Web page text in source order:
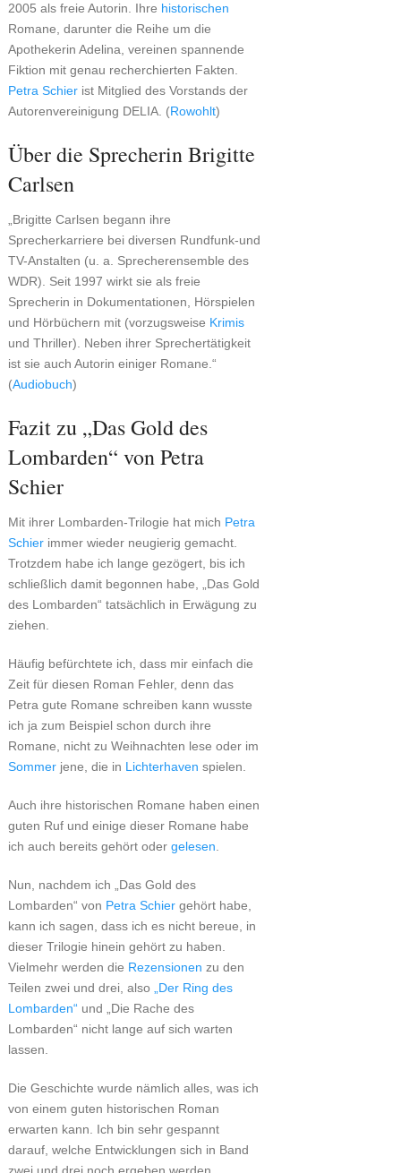
2005 als freie Autorin. Ihre historischen
Romane, darunter die Reihe um die
Apothekerin Adelina, vereinen spannende
Fiktion mit genau recherchierten Fakten.
Petra Schierist Mitglied des Vorstands der
Autorenvereinigung DELIA. (Rowohlt)
Über die Sprecherin Brigitte
Carlsen
„Brigitte Carlsen begann ihre
Sprecherkarriere bei diversen Rundfunk-und
TV-Anstalten (u. a. Sprecherensemble des
WDR). Seit 1997 wirkt sie als freie
Sprecherin in Dokumentationen, Hörspielen
und Hörbüchern mit (vorzugsweise Krimis
und Thriller). Neben ihrer Sprechertätigkeit
ist sie auch Autorin einiger Romane.“
(Audiobuch)
Fazit zu „Das Gold des
Lombarden“ von Petra
Schier
Mit ihrer Lombarden-Trilogie hat mich Petra
Schierimmer wieder neugierig gemacht.
Trotzdem habe ich lange gezögert, bis ich
schließlich damit begonnen habe, „Das Gold
des Lombarden“ tatsächlich in Erwägung zu
ziehen.
Häufig befürchtete ich, dass mir einfach die
Zeit für diesen Roman Fehler, denn das
Petra gute Romane schreiben kann wusste
ich ja zum Beispiel schon durch ihre
Romane, nicht zu Weihnachten lese oder im
Sommerjene, die in Lichterhaven spielen.
Auch ihre historischen Romane haben einen
guten Ruf und einige dieser Romane habe
ich auch bereits gehört oder gelesen
Nun, nachdem ich „Das Gold des
Lombarden“ von Petra Schiergehört habe,
kann ich sagen, dass ich es nicht bereue, in
dieser Trilogie hinein gehört zu haben.
Vielmehr werden die Rezensionen zu den
Teilen zwei und drei, also
„Der Ring des
Lombarden“und „Die Rache des
Lombarden“ nicht lange auf sich warten
lassen.
Die Geschichte wurde nämlich alles, was ich
von einem guten historischen Roman
erwarten kann. Ich bin sehr gespannt
darauf, welche Entwicklungen sich in Band